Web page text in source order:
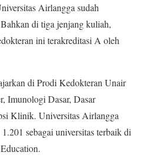
Airlangga sudah
di tiga jenjang kuliah,
ini terakreditasi A oleh
di Prodi Kedokteran Unair
Imunologi Dasar, Dasar
Klinik. Universitas Airlangga
sebagai universitas terbaik di